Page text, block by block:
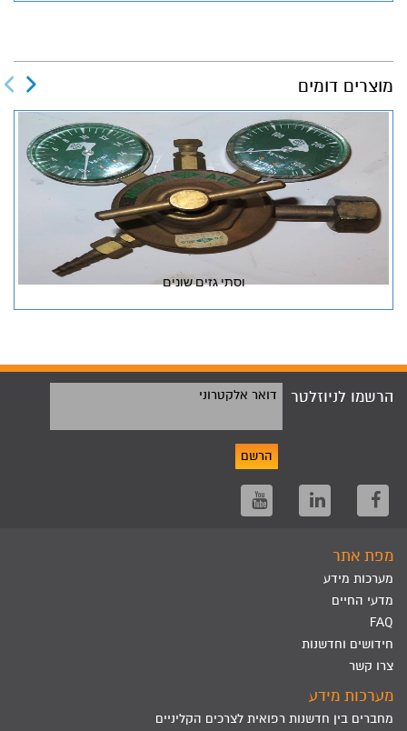
מוצרים דומים
וסתי גזים שונים
הרשמו לניוזלטר דואר אלקטרוני
הרשם
מפת אתר
מערכות מידע
מדעי החיים
FAQ
חידושים וחדשנות
צרו קשר
מערכות מידע
מחברים בין חדשנות רפואית לצרכים הקליניים